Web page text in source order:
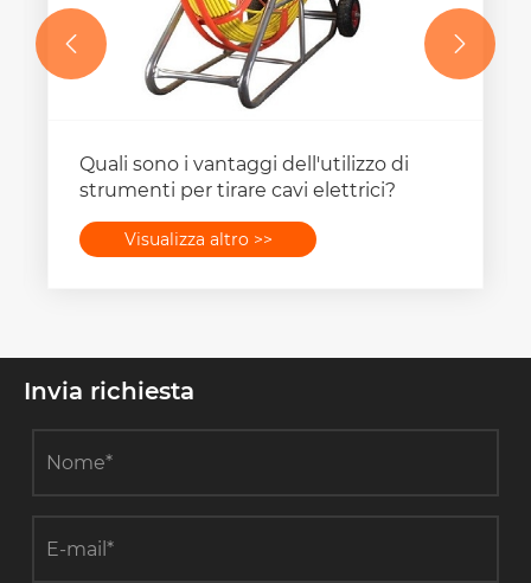
Quali sono i vantaggi dell'utilizzo di
strumenti per tirare cavi elettrici?
Visualizza altro >>
 
Invia richiesta